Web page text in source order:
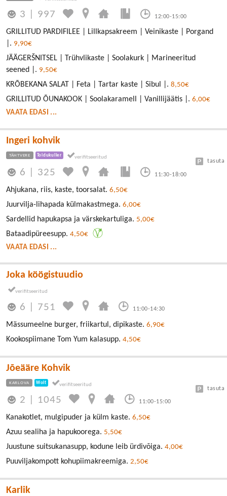
3 997 12:00-15:00
GRILLITUD PARDIFILEE | Lillkapsakreem | Veinikaste | Porgand
|. 9,90€
JÄÄGERŠNITSEL | Trühvlikaste | Soolakurk | Marineeritud
seened |. 9,50€
KRÕBEKANA SALAT | Feta | Tartar kaste | Sibul |. 8,50€
GRILLITUD ÕUNAKOOK | Soolakaramell | Vanillijäätis |. 6,00€
VAATA EDASI ...
Ingeri kohvik
TÄHTVERE Toidukuller
6 325 11:30-18:00
tasuta
Ahjukana, riis, kaste, toorsalat. 6,50€
Juurvilja-lihapada külmakastmega. 6,00€
Sardellid hapukapsa ja värskekartuliga. 5,00€
Bataadipüreesupp. 4,50€
VAATA EDASI ...
Joka köögistuudio
6 751 11:00-14:30
Mässumeelne burger, friikartul, dipikaste. 6,90€
Kookospiimane Tom Yum kalasupp. 4,50€
Jõeääre Kohvik
KARLOVA Wolt
2 1045 11:00-15:00
tasuta
Kanakotlet, mulgipuder ja külm kaste. 6,50€
Azuu sealiha ja hapukoorega. 5,50€
Juustune suitsukanasupp, kodune leib ürdivõiga. 4,00€
Puuviljakompott kohupiimakreemiga. 2,50€
Karlik